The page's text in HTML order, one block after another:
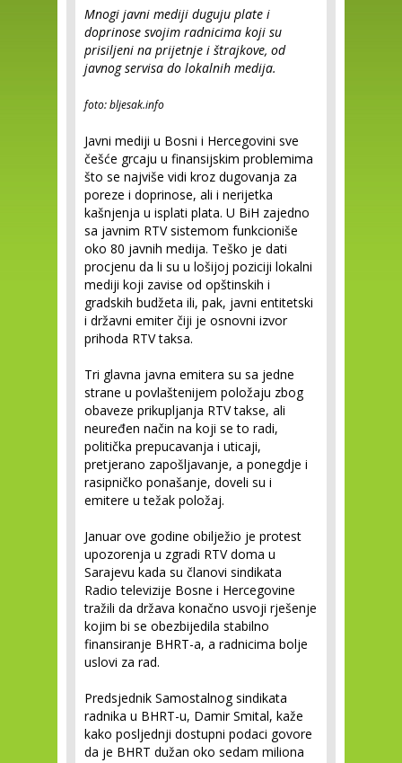
Mnogi javni mediji duguju plate i
doprinose svojim radnicima koji su
prisiljeni na prijetnje i štrajkove, od
javnog servisa do lokalnih medija.
foto: bljesak.info
Javni mediji u Bosni i Hercegovini sve
češće grcaju u finansijskim problemima
što se najviše vidi kroz dugovanja za
poreze i doprinose, ali i nerijetka
kašnjenja u isplati plata. U BiH zajedno
sa javnim RTV sistemom funkcioniše
oko 80 javnih medija. Teško je dati
procjenu da li su u lošijoj poziciji lokalni
mediji koji zavise od opštinskih i
gradskih budžeta ili, pak, javni entitetski
i državni emiter čiji je osnovni izvor
prihoda RTV taksa.
Tri glavna javna emitera su sa jedne
strane u povlaštenijem položaju zbog
obaveze prikupljanja RTV takse, ali
neuređen način na koji se to radi,
politička prepucavanja i uticaji,
pretjerano zapošljavanje, a ponegdje i
rasipničko ponašanje, doveli su i
emitere u težak položaj.
Januar ove godine obilježio je protest
upozorenja u zgradi RTV doma u
Sarajevu kada su članovi sindikata
Radio televizije Bosne i Hercegovine
tražili da država konačno usvoji rješenje
kojim bi se obezbijedila stabilno
finansiranje BHRT-a, a radnicima bolje
uslovi za rad.
Predsjednik Samostalnog sindikata
radnika u BHRT-u, Damir Smital, kaže
kako posljednji dostupni podaci govore
da je BHRT dužan oko sedam miliona